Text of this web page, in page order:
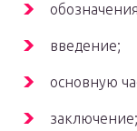
введение;
основную
заключение;